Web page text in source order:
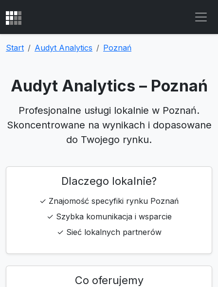
Start Audyt Analytics Poznań
Audyt Analytics – Poznań
Profesjonalne usługi lokalnie w Poznań.
Skoncentrowane na wynikach i dopasowane
do Twojego rynku.
Dlaczego lokalnie?
✓ Znajomość specyfiki rynku Poznań
✓ Szybka komunikacja i wsparcie
✓ Sieć lokalnych partnerów
Co oferujemy